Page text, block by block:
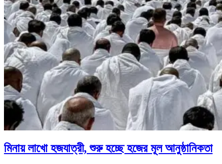
মিনায় লাখো হজযাত্রী, শুরু হচ্ছে হজের মূল আনুষ্ঠানিকতা